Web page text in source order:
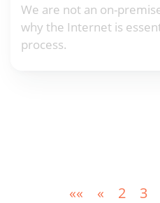
We are not an on-
why the Internet is
process.
«« « 2 3